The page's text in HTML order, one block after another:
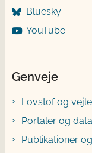
Bluesky
YouTube
Genveje
Lovstof og
Portaler og
Publikationer